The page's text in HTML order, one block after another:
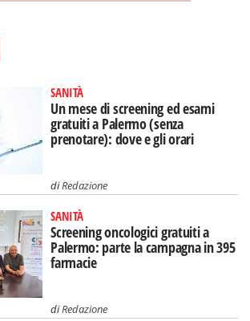
SANITÀ
Un mese di screening ed esami
gratuiti a Palermo (senza
prenotare): dove e gli orari
diRedazione
SANITÀ
Screening oncologici gratuiti a
Palermo: parte la campagna in 395
farmacie
diRedazione